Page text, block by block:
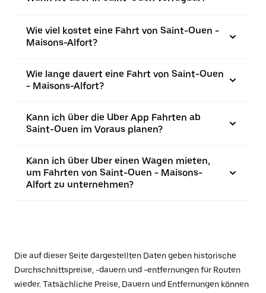
Wie viel kostet eine Fahrt von Saint-Ouen -
Maisons-Alfort?
Wie lange dauert eine Fahrt von Saint-Ouen
- Maisons-Alfort?
Kann ich über die Uber App Fahrten ab
Saint-Ouen im Voraus planen?
Kann ich über Uber einen Wagen mieten,
um Fahrten von Saint-Ouen - Maisons-
Alfort zu unternehmen?
Die auf dieser Seite dargestellten Daten geben historische
Durchschnittspreise, -dauern und -entfernungen für Routen
wieder. Tatsächliche Preise, Dauern und Entfernungen können